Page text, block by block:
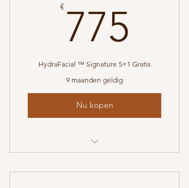
€ 775
HydraFacial ™ Signature 5+1 Gratis
9 maanden geldig
Nu kopen
GRATIS